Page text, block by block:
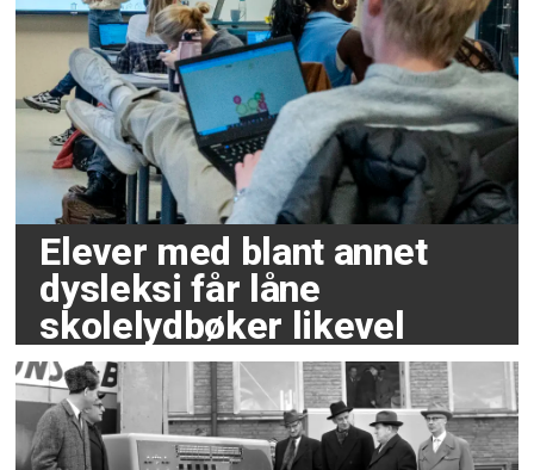
Elever med blant annet
dysleksi får låne
skolelydbøker likevel